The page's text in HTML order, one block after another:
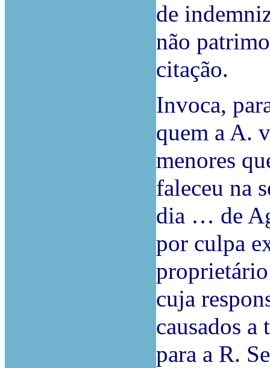
de
não
citação.
Invoca,
quem a A.
menores
faleceu na
dia … de
por culpa
cuja
causados a
para a R.